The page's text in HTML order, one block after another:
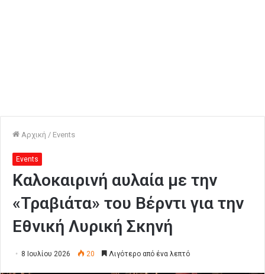
Αρχική / Events
Events
Καλοκαιρινή αυλαία με την
«Τραβιάτα» του Βέρντι για την
Εθνική Λυρική Σκηνή
8 Ιουλίου 2026 20 Λιγότερο από ένα λεπτό